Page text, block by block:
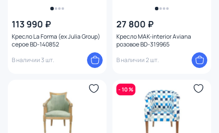
113 990 ₽
Кресло La Forma (ex Julia Group)
серое BD-140852
В наличии 3 шт.
27 800 ₽
Кресло MAK-interior Aviana
розовое BD-319965
В наличии 2 шт.
- 10 %